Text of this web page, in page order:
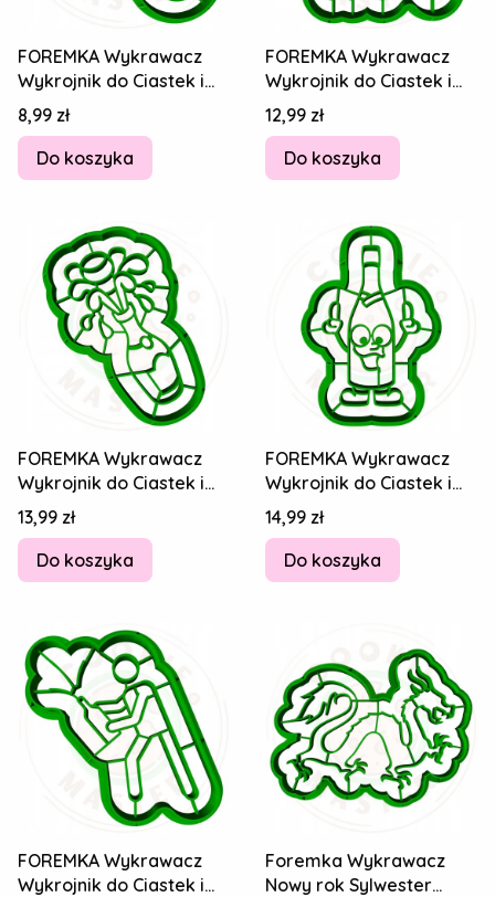
FOREMKA Wykrawacz
Wykrojnik do Ciastek i
Pierników SYLWESTER -
Trąbka 8cm
Cena
8,99 zł
Do koszyka
FOREMKA Wykrawacz
Wykrojnik do Ciastek i
Pierników SYLWESTER -
Taniec 8cm
Cena
12,99 zł
Do koszyka
FOREMKA Wykrawacz
Wykrojnik do Ciastek i
Pierników SYLWESTER -
Szampan 8cm
Cena
13,99 zł
Do koszyka
FOREMKA Wykrawacz
Wykrojnik do Ciastek i
Pierników SYLWESTER -
Szampan 8cm
Cena
14,99 zł
Do koszyka
FOREMKA Wykrawacz
Wykrojnik do Ciastek i
Foremka Wykrawacz
Nowy rok Sylwester